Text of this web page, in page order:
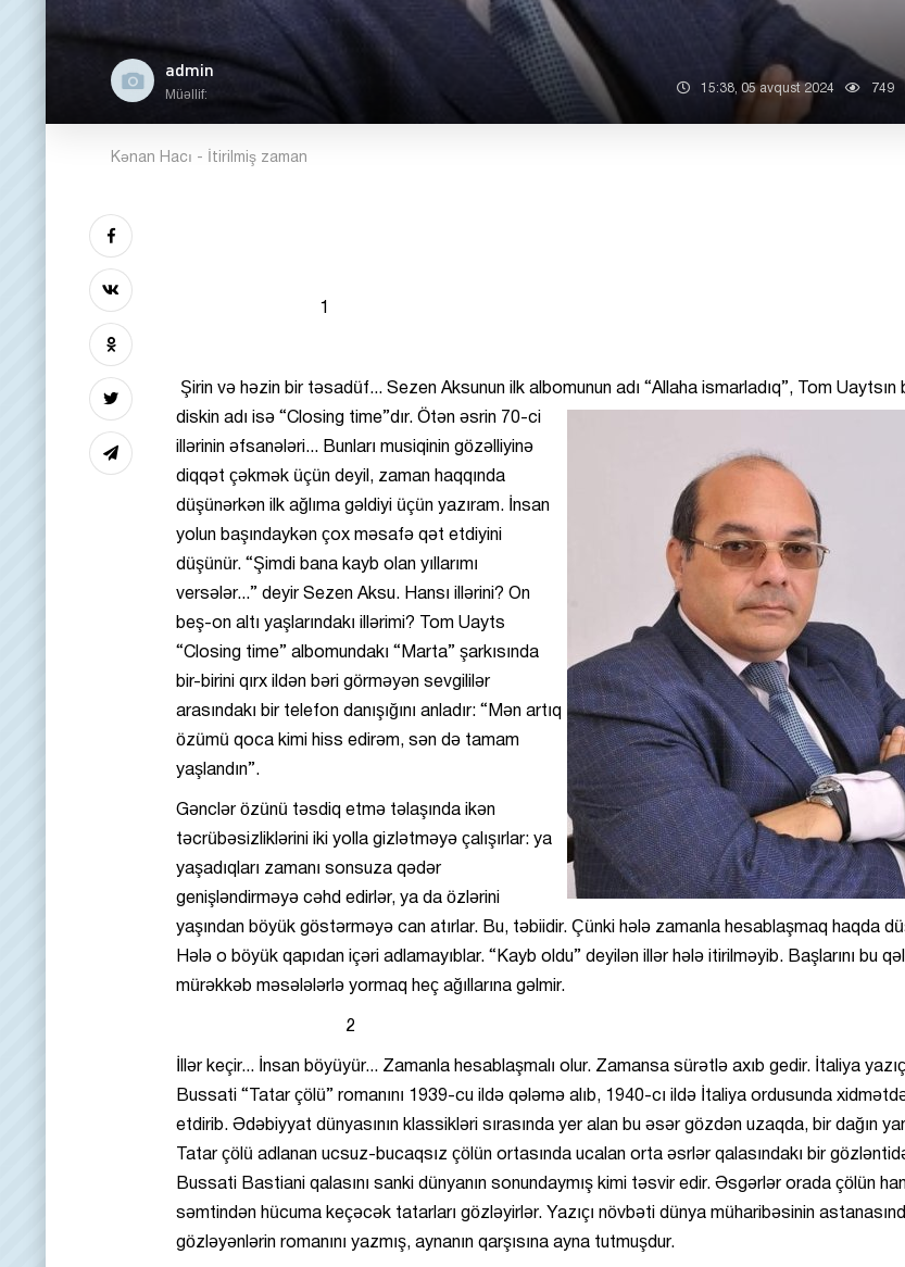
admin
Müəllif:
15:38, 05 avqust 2024 749
Kənan Hacı - İtirilmiş zaman
1
Şirin və həzin bir təsadüf... Sezen Aksunun ilk albomunun adı “Allaha ismarladıq”, Tom Uaytsın
diskin adı isə “Closing time”dır. Ötən əsrin 70-ci
illərinin əfsanələri... Bunları musiqinin gözəlliyinə
diqqət çəkmək üçün deyil, zaman haqqında
düşünərkən ilk ağlıma gəldiyi üçün yazıram. İnsan
yolun başındaykən çox məsafə qət etdiyini
düşünür. “Şimdi bana kayb olan yıllarımı
versələr...” deyir Sezen Aksu. Hansı illərini? On
beş-on altı yaşlarındakı illərimi? Tom Uayts
“Closing time” albomundakı “Marta” şarkısında
bir-birini qırx ildən bəri görməyən sevgililər
arasındakı bir telefon danışığını anladır: “Mən artıq
özümü qoca kimi hiss edirəm, sən də tamam
yaşlandın”.
Gənclər özünü təsdiq etmə təlaşında ikən
təcrübəsizliklərini iki yolla gizlətməyə çalışırlar: ya
yaşadıqları zamanı sonsuza qədər
genişləndirməyə cəhd edirlər, ya da özlərini
yaşından böyük göstərməyə can atırlar. Bu, təbiidir. Çünki hələ zamanla hesablaşmaq haqda
Hələ o böyük qapıdan içəri adlamayıblar. “Kayb oldu” deyilən illər hələ itirilməyib. Başlarını bu
mürəkkəb məsələlərlə yormaq heç ağıllarına gəlmir.
2
İllər keçir... İnsan böyüyür... Zamanla hesablaşmalı olur. Zamansa sürətlə axıb gedir. İtaliya
Bussati “Tatar çölü” romanını 1939-cu ildə qələmə alıb, 1940-cı ildə İtaliya ordusunda
etdirib. Ədəbiyyat dünyasının klassikləri sırasında yer alan bu əsər gözdən uzaqda, bir dağın
Tatar çölü adlanan ucsuz-bucaqsız çölün ortasında ucalan orta əsrlər qalasındakı bir
Bussati Bastiani qalasını sanki dünyanın sonundaymış kimi təsvir edir. Əsgərlər orada çölün
səmtindən hücuma keçəcək tatarları gözləyirlər. Yazıçı növbəti dünya müharibəsinin
gözləyənlərin romanını yazmış, aynanın qarşısına ayna tutmuşdur.